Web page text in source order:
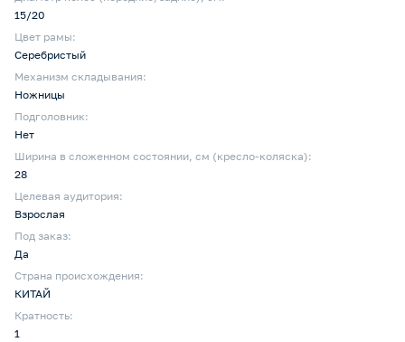
15/20
Цвет рамы:
Серебристый
Механизм складывания:
Ножницы
Подголовник:
Нет
Ширина в сложенном состоянии, см (кресло-коляска):
28
Целевая аудитория:
Взрослая
Под заказ:
Да
Страна происхождения:
КИТАЙ
Кратность:
1